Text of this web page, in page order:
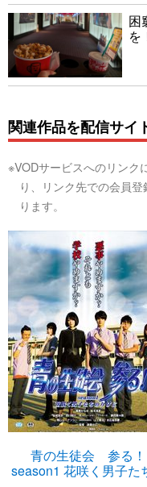
困
を
関連作品を配信サイ
※VODサービスへのリンク
り、リンク先での会員
ります。
青の生徒会 参る！
season1 花咲く男子た